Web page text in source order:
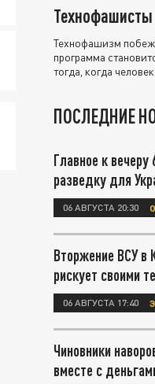
Технофашисты
Технофашизм
программа
тогда, когда
ПОСЛЕДНИЕ
Главное к
разведку для
06 АВГУСТА 20:30
Вторжение ВСУ в
рискует своими
06 АВГУСТА 17:40
Чиновники
вместе с